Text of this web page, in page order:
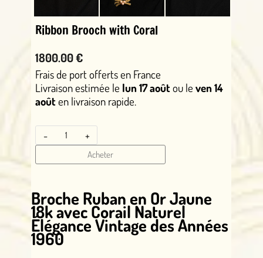
Ribbon Brooch with Coral
1800.00 €
Frais de port offerts en France
Livraison estimée le lun 17 aoûtou le ven 14
aoûten livraison rapide.
- +
Acheter
Broche Ruban en Or Jaune
18k avec Corail Naturel
Élégance Vintage des Années
1960